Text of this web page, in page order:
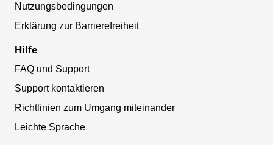
Nutzungsbedingungen
Erklärung zur Barrierefreiheit
Hilfe
FAQ und Support
Support kontaktieren
Richtlinien zum Umgang miteinander
Leichte Sprache